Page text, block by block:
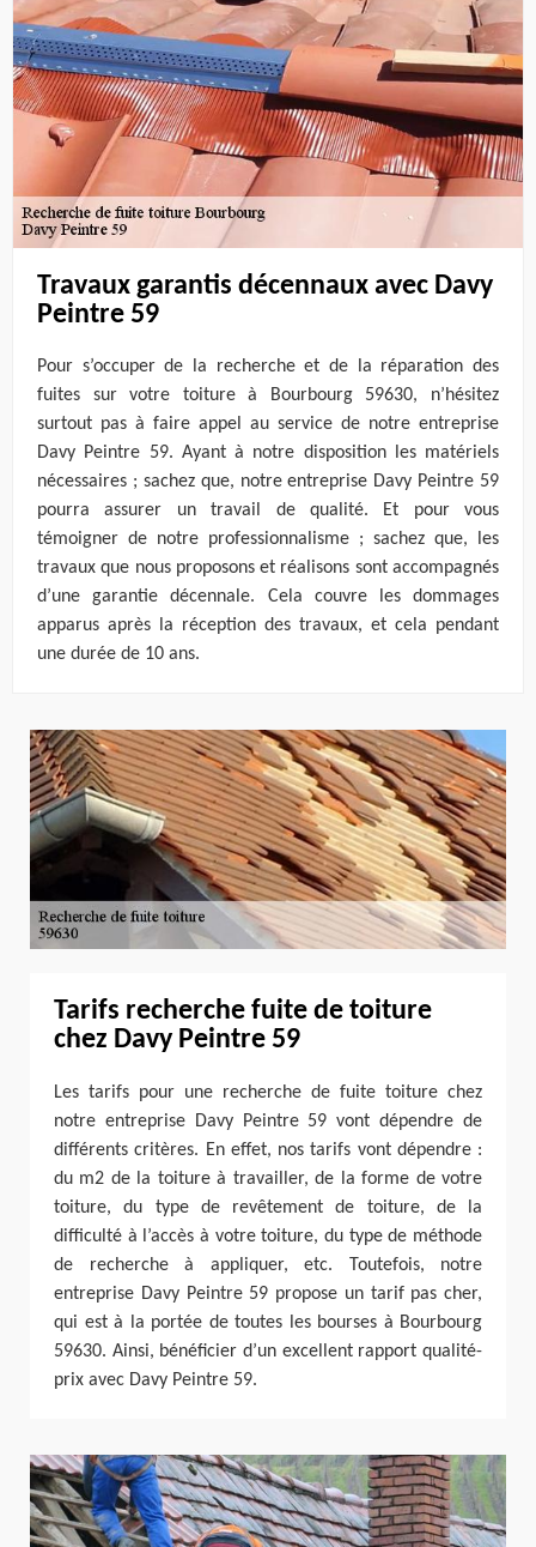
Travaux garantis décennaux avec Davy
Peintre 59
Pour s’occuper de la recherche et de la réparation des
fuites sur votre toiture à Bourbourg 59630, n’hésitez
surtout pas à faire appel au service de notre entreprise
Davy Peintre 59. Ayant à notre disposition les matériels
nécessaires ; sachez que, notre entreprise Davy Peintre 59
pourra assurer un travail de qualité. Et pour vous
témoigner de notre professionnalisme ; sachez que, les
travaux que nous proposons et réalisons sont accompagnés
d’une garantie décennale. Cela couvre les dommages
apparus après la réception des travaux, et cela pendant
une durée de 10 ans.
Tarifs recherche fuite de toiture
chez Davy Peintre 59
Les tarifs pour une recherche de fuite toiture chez
notre entreprise Davy Peintre 59 vont dépendre de
différents critères. En effet, nos tarifs vont dépendre :
du m2 de la toiture à travailler, de la forme de votre
toiture, du type de revêtement de toiture, de la
difficulté à l’accès à votre toiture, du type de méthode
de recherche à appliquer, etc. Toutefois, notre
entreprise Davy Peintre 59 propose un tarif pas cher,
qui est à la portée de toutes les bourses à Bourbourg
59630. Ainsi, bénéficier d’un excellent rapport qualité-
prix avec Davy Peintre 59.